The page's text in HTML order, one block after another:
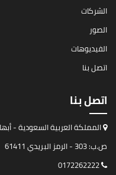
الشركات
الصور
الفيديوهات
اتصل بنا
اتصل بنا
المملكة العربية السعودية -
ص.ب: 303 - الرمز البريدي 61411